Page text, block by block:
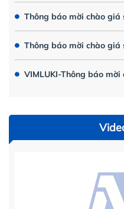
Thông báo mời chào giá
Thông báo mời chào giá
VIMLUKI-Thông báo mời